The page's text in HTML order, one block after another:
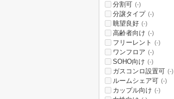
分割可 (-)
分譲タイプ (-)
眺望良好 (-)
高齢者向け (-)
フリーレント (-)
ワンフロア (-)
SOHO向け (-)
ガスコンロ設置可 (-)
ルームシェア可 (-)
カップル向け (-)